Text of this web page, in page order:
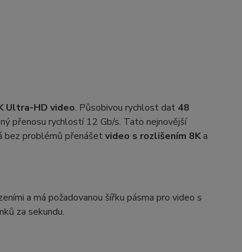
Ultra-HD video. Působivou rychlost dat 48
přenosu rychlostí 12 Gb/s. Tato nejnovější
bez problémů přenášetvideo s rozlišením 8Ka
a má požadovanou šířku pásma pro video s
za sekundu.